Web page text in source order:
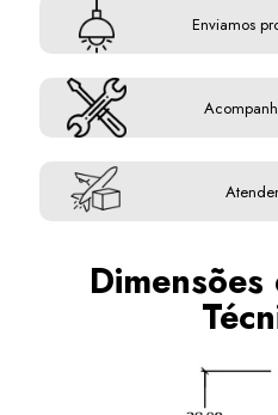
Enviamos